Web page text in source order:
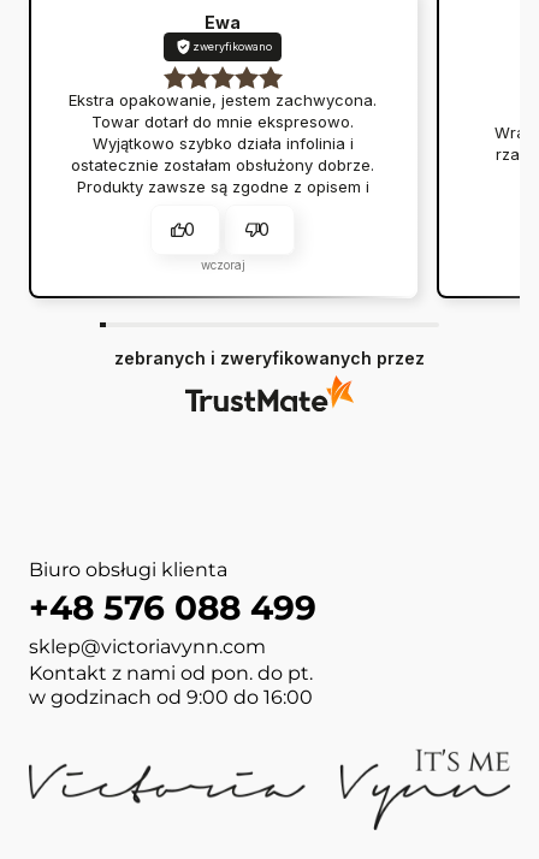
Ewa
zweryfikowano
Ekstra opakowanie, jestem zachwycona.
Towar dotarł do mnie ekspresowo.
Wyjątkowo szybko działa infolinia i
ostatecznie zostałam obsłużony dobrze.
Produkty zawsze są zgodne z opisem i
0 0
wczoraj
zebranych i zweryfikowanych przez
Biuro obsługi klienta
+48 576 088 499
sklep@victoriavynn.com
Kontakt z nami od pon. do pt.
w godzinach od 9:00 do 16:00